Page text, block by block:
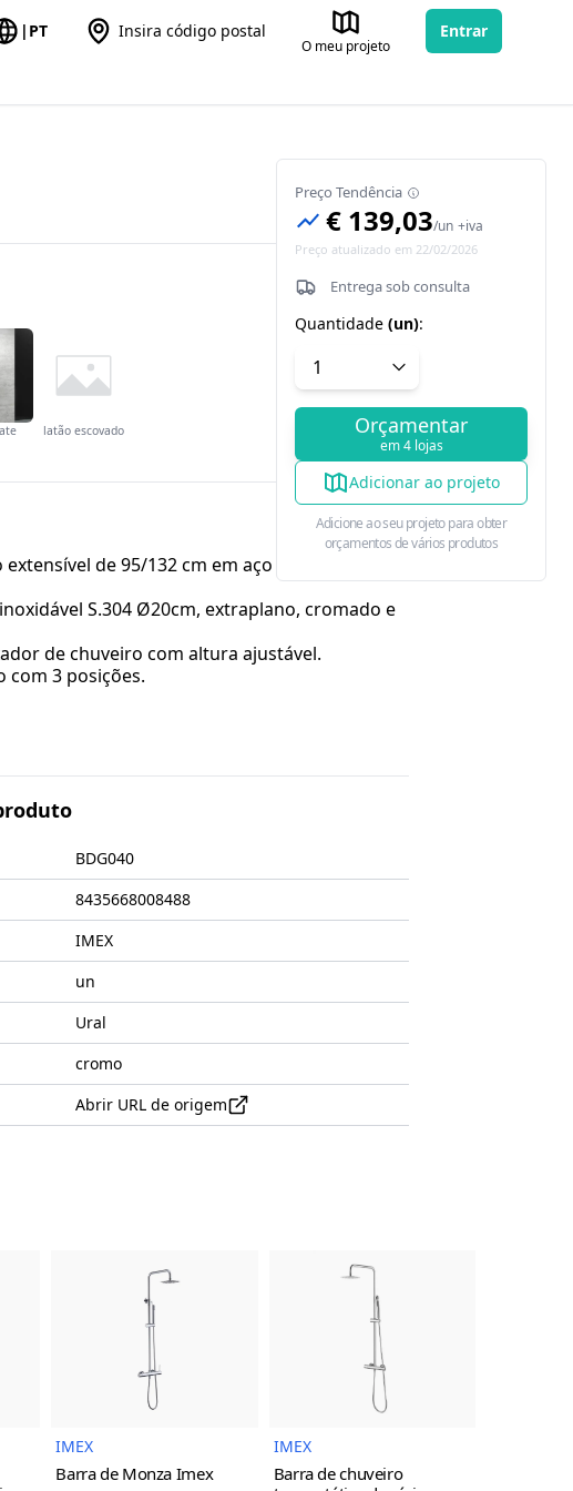
| PT Insira código postal
O meu projeto
Entrar
latão escovado
de 95/132 cm em aço inoxidável
S.304 Ø20cm, extraplano, cromado e
de chuveiro com altura ajustável.
com 3 posições.
BDG040
8435668008488
IMEX
un
Ural
cromo
Abrir URL de origem
Preço Tendência
€ 139,03/un +iva
Preço atualizado em 22/02/2026
Entrega sob consulta
Quantidade (un):
Orçamentar
em 4 lojas
Adicionar ao projeto
Adicione ao seu projeto para obter
orçamentos de vários produtos
do Produto Imagem do Produto
IMEX
Barra de Monza Imex
Imagem do Produto
IMEX
Barra de chuveiro